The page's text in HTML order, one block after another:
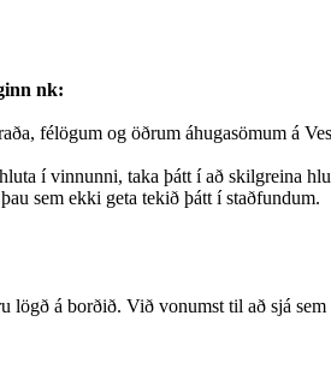
nk:
félögum og öðrum áhugasömum á
í vinnunni, taka þátt í að skilgreina
sem ekki geta tekið þátt í staðfundum.
á borðið. Við vonumst til að sjá